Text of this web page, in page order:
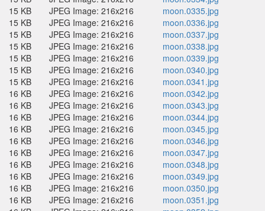
15 KB
JPEG Image: 216x216
moon.0335.jpg
15 KB
JPEG Image: 216x216
moon.0336.jpg
15 KB
JPEG Image: 216x216
moon.0337.jpg
15 KB
JPEG Image: 216x216
moon.0338.jpg
15 KB
JPEG Image: 216x216
moon.0339.jpg
15 KB
JPEG Image: 216x216
moon.0340.jpg
15 KB
JPEG Image: 216x216
moon.0341.jpg
16 KB
JPEG Image: 216x216
moon.0342.jpg
16 KB
JPEG Image: 216x216
moon.0343.jpg
16 KB
JPEG Image: 216x216
moon.0344.jpg
16 KB
JPEG Image: 216x216
moon.0345.jpg
16 KB
JPEG Image: 216x216
moon.0346.jpg
16 KB
JPEG Image: 216x216
moon.0347.jpg
16 KB
JPEG Image: 216x216
moon.0348.jpg
16 KB
JPEG Image: 216x216
moon.0349.jpg
16 KB
JPEG Image: 216x216
moon.0350.jpg
16 KB
JPEG Image: 216x216
moon.0351.jpg